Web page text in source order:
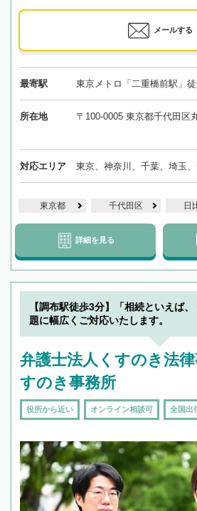
メールする
最寄駅 東京メトロ「二重橋前駅」
所在地 〒100-0005 東京都千代田区
対応エリア 東京、神奈川、千葉、埼玉
東京都 千代田区 日
詳細を見る
【調布駅徒歩3分】「相続といえば
題に幅広くご対応いたします。
弁護士法人くすのき法律
すのき事務所
役所から近い オンライン相談可 全国出